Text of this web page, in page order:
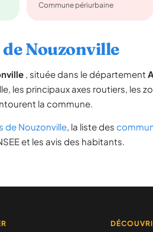
Commune périurbaine
Nouzonville
, située dans le département
les principaux axes routiers, les
la commune.
de Nouzonville, la liste des
et les avis des habitants.